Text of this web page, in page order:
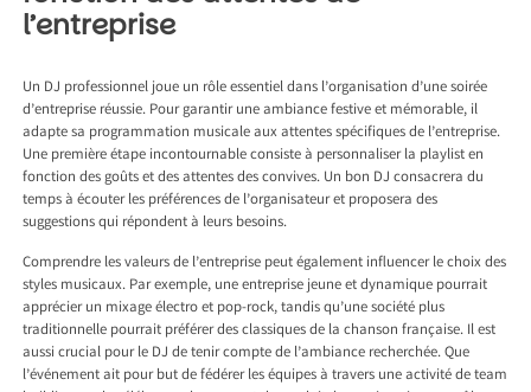
l’entreprise
Un DJ professionnel joue un rôle essentiel dans l’organisation d’une soirée
d’entreprise réussie. Pour garantir une ambiance festive et mémorable, il
adapte sa programmation musicale aux attentes spécifiques de l’entreprise.
Une première étape incontournable consiste à personnaliser la playlist en
fonction des goûts et des attentes des convives. Un bon DJ consacrera du
temps à écouter les préférences de l’organisateur et proposera des
suggestions qui répondent à leurs besoins.
Comprendre les valeurs de l’entreprise peut également influencer le choix des
styles musicaux. Par exemple, une entreprise jeune et dynamique pourrait
apprécier un mixage électro et pop-rock, tandis qu’une société plus
traditionnelle pourrait préférer des classiques de la chanson française. Il est
aussi crucial pour le DJ de tenir compte de l’ambiance recherchée. Que
l’événement ait pour but de fédérer les équipes à travers une activité de team